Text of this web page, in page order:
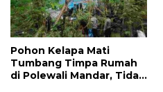
Pohon Kelapa Mati
Tumbang Timpa Rumah
di Polewali Mandar, Tidak